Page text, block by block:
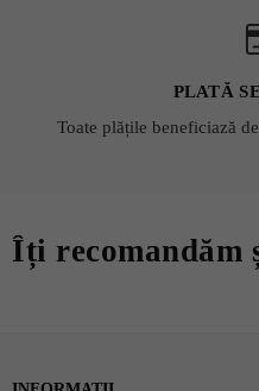
PLATĂ
Toate plățile beneficiază
Îți recomandăm